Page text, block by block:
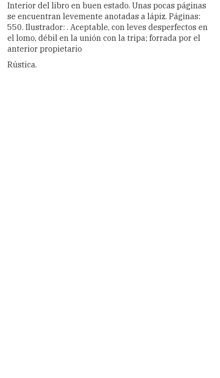
Interior del libro en buen estado. Unas pocas páginas
se encuentran levemente anotadas a lápiz. Páginas:
550. Ilustrador: . Aceptable, con leves desperfectos en
el lomo, débil en la unión con la tripa; forrada por el
anterior propietario
Rústica.